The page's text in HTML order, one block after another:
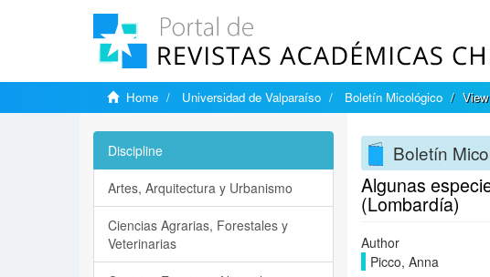
Home Universidad de Valparaíso Boletín Micológico
Boletín
Algunas
(Lombardía)
Author
Picco, Anna
Discipline
Artes, Arquitectura y Urbanismo
Ciencias Agrarias, Forestales y
Veterinarias